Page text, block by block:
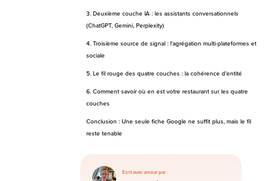
3. Deuxième couche IA : les assistants conversationnels
(ChatGPT, Gemini, Perplexity)
4. Troisième source de signal : l'agrégation multi-plateformes et
sociale
5. Le fil rouge des quatre couches : la cohérence d'entité
6. Comment savoir où en est votre restaurant sur les quatre
couches
Conclusion : Une seule fiche Google ne suffit plus, mais le fil
reste tenable
Ecrit avec amour par :